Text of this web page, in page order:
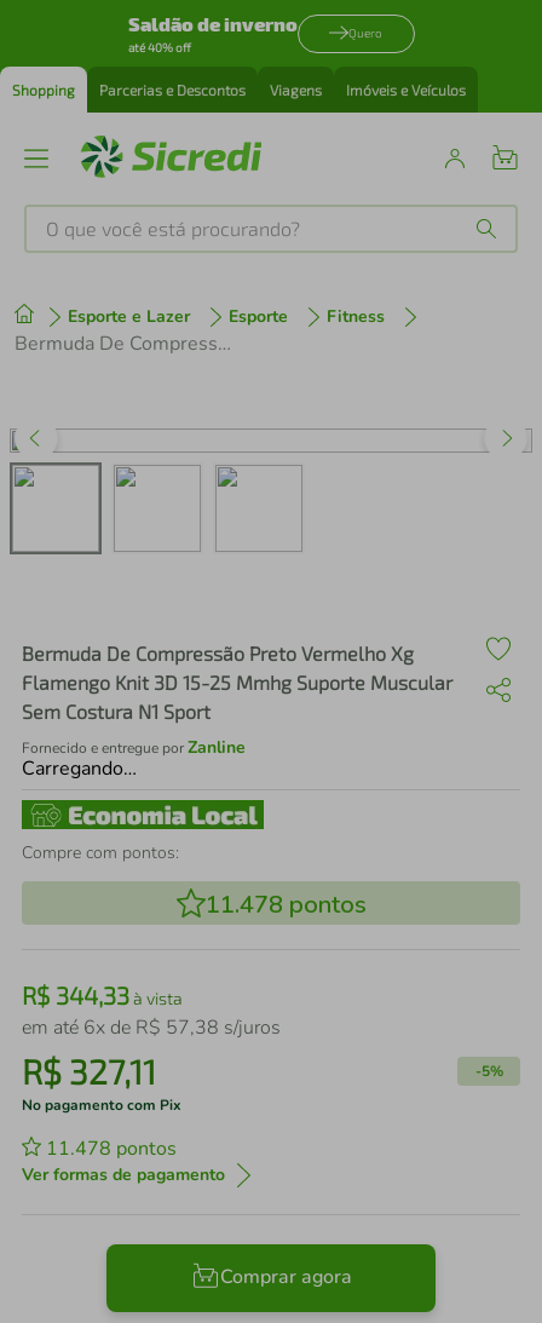
Saldão de inverno
até 40% off
Quero
Shopping Parcerias e Descontos Viagens Imóveis e Veículos
O que você está procurando?
Esporte e Lazer Esporte Fitness
Bermuda De Compressão Preto Vermelho Xg Flamengo Knit 3D 15-25 Mmhg Suporte Muscular Sem Costura N1 Sport
Bermuda De Compressão Preto Vermelho Xg
Flamengo Knit 3D 15-25 Mmhg Suporte Muscular
Sem Costura N1 Sport
Fornecido e entregue porZanline
Carregando…
Compre com pontos:
11.478 pontos
R$ 344,33à vista
em até 6x de R$ 57,38 s/juros
R$ 327,11 -5%
No pagamento com Pix
11.478 pontos
Ver formas de pagamento
Comprar agora
1º tenis
perfume